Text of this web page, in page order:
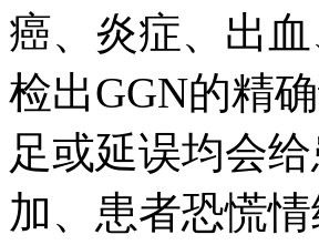
癌、炎症、出
检出GGN的精
足或延误均会
加、患者恐慌